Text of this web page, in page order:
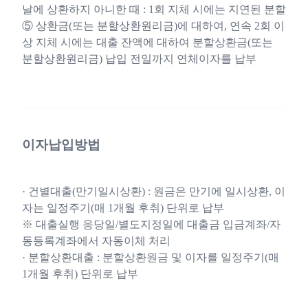
날에 상환하지 아니한 때 : 1회 지체 시에는 지연된 분할
⑤ 상환금(또는 분할상환원리금)에 대하여, 연속 2회 이
상 지체 시에는 대출 잔액에 대하여 분할상환금(또는
분할상환원리금) 납입 전일까지 연체이자를 납부
이자납입방법
· 건별대출(만기일시상환) : 원금은 만기에 일시상환, 이
자는 일정주기(매 1개월 후취) 단위로 납부
※ 대출실행 응당일/별도지정일에 대출금 입금계좌/자
동등록계좌에서 자동이체 처리
· 분할상환대출 : 분할상환원금 및 이자를 일정주기(매
1개월 후취) 단위로 납부